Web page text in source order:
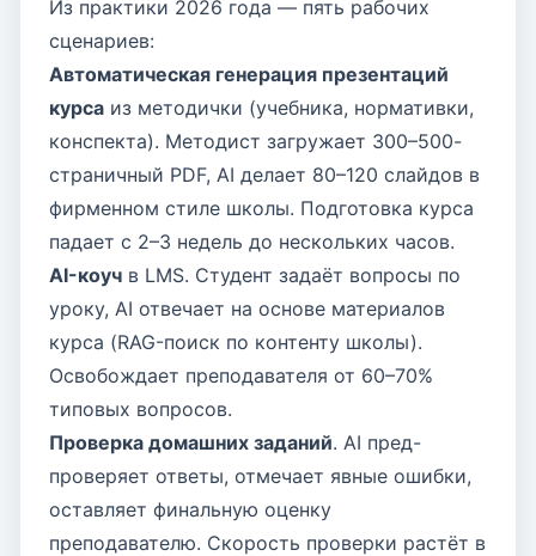
Из практики 2026 года — пять рабочих
сценариев:
Автоматическая генерация презентаций
курса из методички (учебника, нормативки,
конспекта). Методист загружает 300–500-
страничный PDF, AI делает 80–120 слайдов в
фирменном стиле школы. Подготовка курса
падает с 2–3 недель до нескольких часов.
AI-коуч в LMS. Студент задаёт вопросы по
уроку, AI отвечает на основе материалов
курса (RAG-поиск по контенту школы).
Освобождает преподавателя от 60–70%
типовых вопросов.
Проверка домашних заданий. AI пред-
проверяет ответы, отмечает явные ошибки,
оставляет финальную оценку
преподавателю. Скорость проверки растёт в